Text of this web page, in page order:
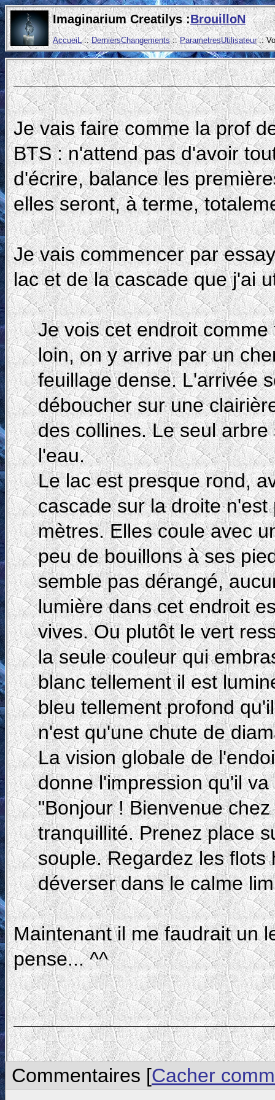
Imaginarium Creatilys :BrouilloN
AccueiL::DerniersChangements::ParametresUtilisateur::
Je vais faire comme la prof
BTS : n'attend pas d'avoir
d'écrire, balance les
elles seront, à terme,
Je vais commencer par
lac et de la cascade que j'ai
Je vois cet endroit
loin, on y arrive par un
feuillage dense. L'arrivée
déboucher sur une
des collines. Le seul
l'eau.
Le lac est presque rond,
cascade sur la droite
mètres. Elles coule avec
peu de bouillons à ses
semble pas dérangé,
lumière dans cet endroit
vives. Ou plutôt le vert
la seule couleur qui
blanc tellement il est
bleu tellement profond
n'est qu'une chute de
La vision globale de
donne l'impression qu'il
"Bonjour ! Bienvenue
tranquillité. Prenez place
souple. Regardez les
déverser dans le calme
Maintenant il me faudrait un
pense... ^^
Commentaires [Cacher